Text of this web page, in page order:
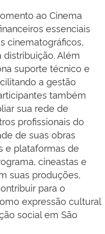
ao Cinema
essenciais
cinematográficos,
Além
suporte técnico e
a gestão
também
sua rede de
profissionais do
de suas obras
e plataformas de
cineastas e
suas produções,
para o
expressão cultural
social em São